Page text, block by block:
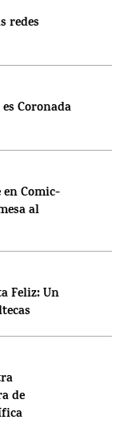
redes
Coronada
Comic-
al
Feliz: Un
de